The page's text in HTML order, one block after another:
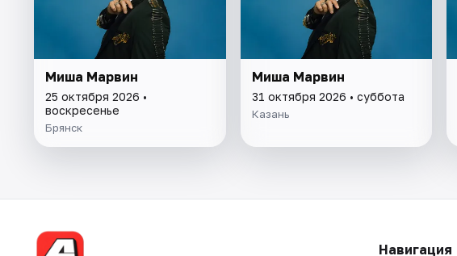
Миша Марвин
25 октября 2026 •
воскресенье
Брянск
Миша Марвин
31 октября 2026 • суббота
Казань
Навигация